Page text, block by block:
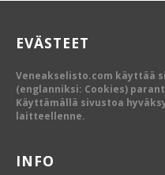
EVÄSTEET
Veneakselisto.com käyttää
(englanniksi: Cookies)
Käyttämällä sivustoa
laitteellenne.
INFO